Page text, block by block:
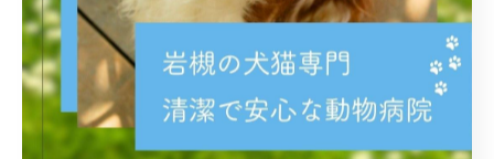
ます。納得できるまで質問し、不明点を解消しましょ
う。
予算に合った動物病院を見つけるチェック法